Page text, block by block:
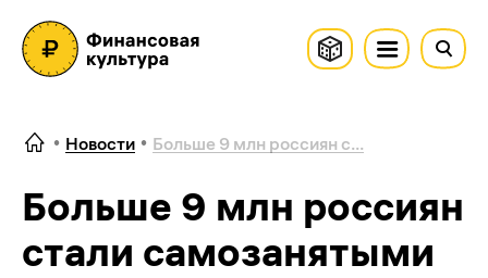
Новости Больше 9 млн россиян с...
Больше 9 млн россиян
стали самозанятыми